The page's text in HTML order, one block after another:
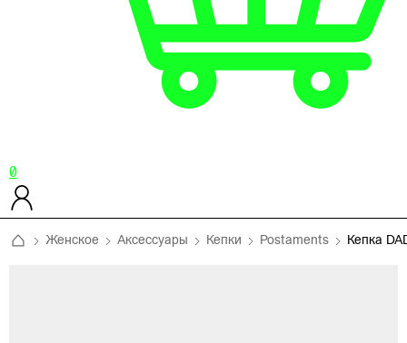
0
Женское Аксессуары Кепки Postaments Кепка